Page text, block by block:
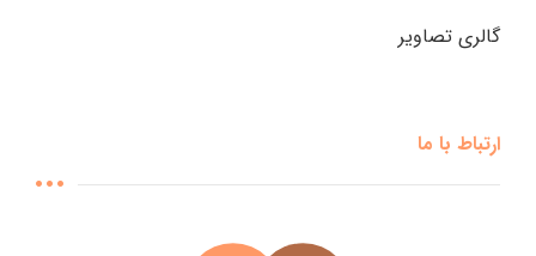
گالری تصاویر
ارتباط با ما